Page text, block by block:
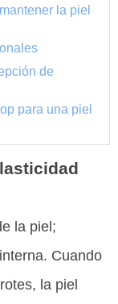
la piel
de
para una piel
la piel;
Cuando
la piel